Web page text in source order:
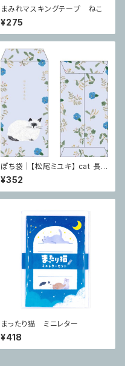
まみれマスキングテープ ねこ
¥275
ぽち袋｜【松尾ミユキ】 cat 長
ぽち袋 Repos
¥352
まったり猫 ミニレター
¥418